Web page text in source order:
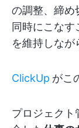
の調整、締め
同時にこな
を維持しなが
ClickUp がこ
プロジェクト